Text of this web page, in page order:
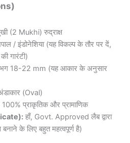
(2 Mukhi) रुद्राक्ष
/ इंडोनेशिया (यह विकल्प के तौर पर दें,
गारंटी)
18-22 mm (यह आकार के अनुसार
(Oval)
100% प्राकृतिक और प्रामाणिक
हाँ, Govt. Approved लैब द्वारा
बनाने के लिए बहुत महत्वपूर्ण है)